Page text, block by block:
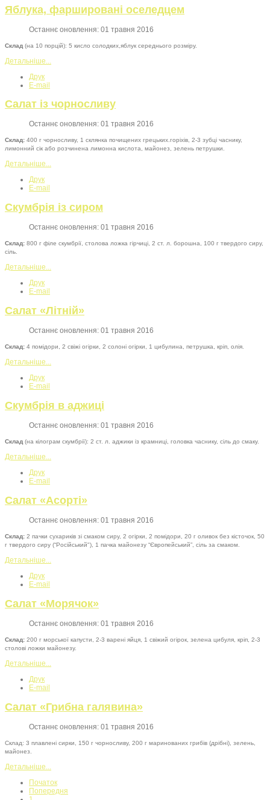
Яблука, фаршировані оселедцем
Останнє оновлення: 01 травня 2016
Склад (на 10 порцій): 5 кисло солодких,яблук середнього розміру.
Детальніше...
Друк
E-mail
Салат із чорносливу
Останнє оновлення: 01 травня 2016
Склад: 400 г чорносливу, 1 склянка почищених грецьких.горіхів, 2-3 зубці часнику,
лимонний сік або розчинена лимонна кислота, майонез, зелень петрушки.
Детальніше...
Друк
E-mail
Скумбрія із сиром
Останнє оновлення: 01 травня 2016
Склад: 800 г філе скумбрії, столова ложка гірчиці, 2 ст. л. борошна, 100 г твердого сиру,
сіль.
Детальніше...
Друк
E-mail
Салат «Літній»
Останнє оновлення: 01 травня 2016
Склад: 4 помідори, 2 свіжі огірки, 2 солоні огірки, 1 цибулина, петрушка, кріп, олія.
Детальніше...
Друк
E-mail
Скумбрія в аджиці
Останнє оновлення: 01 травня 2016
Склад (на кілограм скумбрії): 2 ст. л. аджики із крамниці, головка часнику, сіль до смаку.
Детальніше...
Друк
E-mail
Салат «Асорті»
Останнє оновлення: 01 травня 2016
Склад: 2 пачки сухариків зі смаком сиру, 2 огірки, 2 помідори, 20 г оливок без кісточок, 50
г твердого сиру (“Російський"), 1 пачка майонезу “Європейський”, сіль за смаком.
Детальніше...
Друк
E-mail
Салат «Морячок»
Останнє оновлення: 01 травня 2016
Склад: 200 г морської капусти, 2-3 варені яйця, 1 свіжий огірок, зелена цибуля, кріп, 2-3
столові ложки майонезу.
Детальніше...
Друк
E-mail
Салат «Грибна галявина»
Останнє оновлення: 01 травня 2016
Склад: 3 плавлені сирки, 150 г чорносливу, 200 г маринованих грибів (дрібні), зелень,
майонез.
Детальніше...
Початок
Попередня